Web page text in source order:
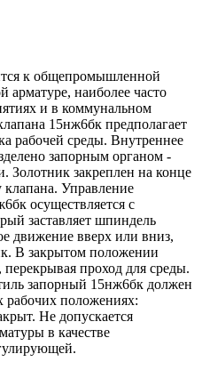
к общепромышленной
арматуре, наиболее часто
и в коммунальном
15нж6бк предполагает
рабочей среды. Внутреннее
запорным органом -
Золотник закреплен на конце
Управление
осуществляется с
заставляет шпиндель
движение вверх или вниз,
В закрытом положении
проход для среды.
запорный 15нж6бк должен
рабочих положениях:
Не допускается
в качестве